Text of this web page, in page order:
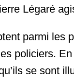
Légaré
parmi les
policiers.
se sont